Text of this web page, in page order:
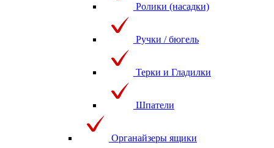
Ролики (насадки)
Ручки / бюгель
Терки и Гладилки
Шпатели
Органайзеры ящики